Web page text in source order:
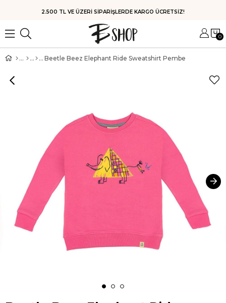
HIZLI KARGO
0
Beetle Beez Elephant Ride Sweatshirt Pembe